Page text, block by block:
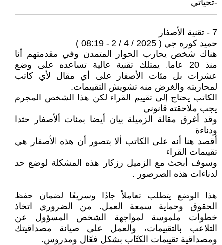
-تحياتي
7 - تقنية الأصفار
حميد كوره جي ( 2025 / 4 / 2 - 08:19 )
هناك شخص يحارب الحوار المتمدن وفي مقدمتهم أنا
منذ 20 عاما. يمتلك تقنية عالية تساعده على وضع
عشرات بل مئات الأصفار على أي مقال لأي كاتب
لمحاربته والغرض منه تشويش التقييمات.
الكاتب يحتاج إلى تقييم القراء لكن هذا الشخص المجرم
يجب ملاحقته قانوني
وقد أغرق مقالة الزميلة بيان أيضا بمئات ألأصفار حثدا
ودناءة
أقصد هنا أنه على الكاتب ألا بتصور أن هذه الأصفار هي
تقييمات القراء
وسوف أبحث مع الزميل رزكار هذه المشكلة لوضع حد
لدناءات هذه الصرصور .
هذا الوضع يتطلب تعاملاً جادًا وسريعًا لضمان حفظ
الحقوق وحماية سمعة العمل. من الضروري اتخاذ
خطوات ملموسة لمواجهة الشخص المسؤول عن
التلاعب بالتقييمات، والعمل على صيانة مصداقيتك
ومصداقية تقييمات الكتّاب بشكل فعّال ومدروس.